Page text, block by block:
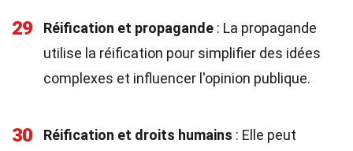
29 Réification et propagande : La propagande
utilise la réification pour simplifier des idées
complexes et influencer l'opinion publique.
30 Réification et droits humains : Elle peut